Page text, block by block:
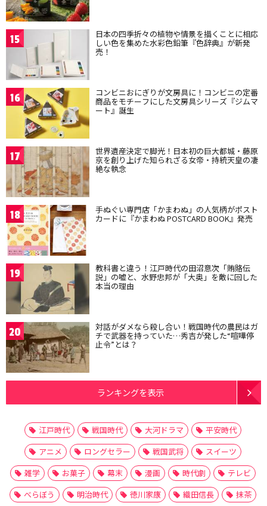
15 日本の四季折々の植物や情景を描くことに相応
しい色を集めた水彩色鉛筆『色辞典』が新発
売！
16 コンビニおにぎりが文房具に！コンビニの定番
商品をモチーフにした文房具シリーズ『ジムマ
ート』誕生
17 世界遺産決定で脚光！日本初の巨大都城・藤原
京を創り上げた知られざる女帝・持統天皇の凄
絶な執念
18 手ぬぐい専門店「かまわぬ」の人気柄がポスト
カードに『かまわぬ POSTCARD BOOK』発売
19 教科書と違う！江戸時代の田沼意次「賄賂伝
説」の嘘と、水野忠邦が「大奥」を敵に回した
本当の理由
20 対話がダメなら殺し合い！戦国時代の農民はガ
チで武器を持っていた…秀吉が発した“喧嘩停
止令”とは？
ランキングを表示
江戸時代 戦国時代 大河ドラマ
平安時代
アニメ
ロングセラー 戦国武将
スイーツ
雑学
お菓子 幕末 漫画 時代劇
テレビ
べらぼう
明治時代 徳川家康 織田信長
抹茶